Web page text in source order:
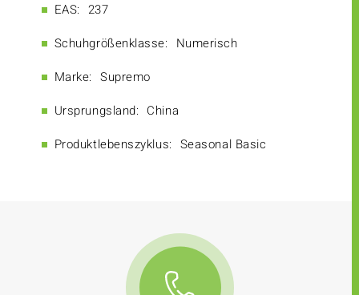
EAS: 237
Schuhgrößenklasse: Numerisch
Marke: Supremo
Ursprungsland: China
Produktlebenszyklus: Seasonal Basic